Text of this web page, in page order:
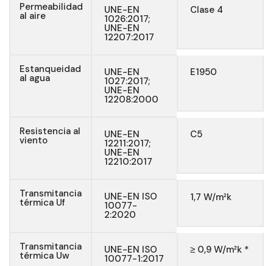
Permeabilidad
al aire UNE-EN
1026:2017;
UNE-EN
12207:2017
Clase 4
Estanqueidad
al agua UNE-EN
1027:2017;
UNE-EN
12208:2000
E1950
Resistencia al
viento UNE-EN
12211:2017;
UNE-EN
12210:2017
C5
Transmitancia
térmica Uf UNE-EN ISO
10077-
2:2020
1,7 W/m²k
Transmitancia
térmica Uw UNE-EN ISO
10077-1:2017
≥ 0,9 W/m²k *